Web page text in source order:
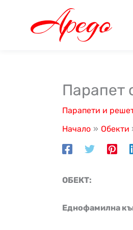
Парапет
Парапети и
Начало
Обекти
ОБЕКТ:
Еднофамилна